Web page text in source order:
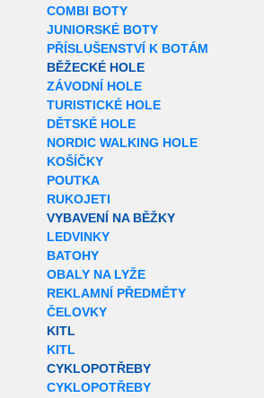
COMBI BOTY
JUNIORSKÉ BOTY
PŘÍSLUŠENSTVÍ K BOTÁM
BĚŽECKÉ HOLE
ZÁVODNÍ HOLE
TURISTICKÉ HOLE
DĚTSKÉ HOLE
NORDIC WALKING HOLE
KOŠÍČKY
POUTKA
RUKOJETI
VYBAVENÍ NA BĚŽKY
LEDVINKY
BATOHY
OBALY NA LYŽE
REKLAMNÍ PŘEDMĚTY
ČELOVKY
KITL
KITL
CYKLOPOTŘEBY
CYKLOPOTŘEBY